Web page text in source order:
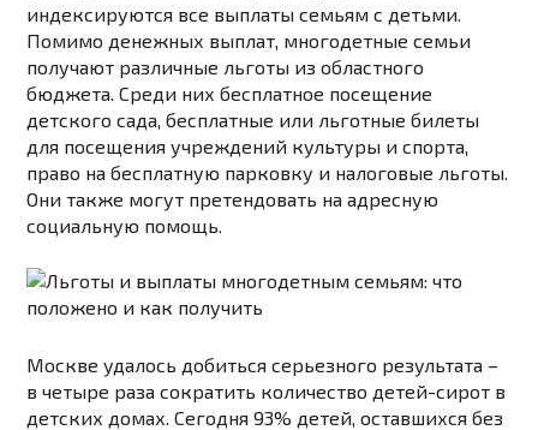
индексируются все выплаты семьям с детьми.
Помимо денежных выплат, многодетные семьи
получают различные льготы из областного
бюджета. Среди них бесплатное посещение
детского сада, бесплатные или льготные билеты
для посещения учреждений культуры и спорта,
право на бесплатную парковку и налоговые льготы.
Они также могут претендовать на адресную
социальную помощь.
Москве удалось добиться серьезного результата –
в четыре раза сократить количество детей-сирот в
детских домах. Сегодня 93% детей, оставшихся без